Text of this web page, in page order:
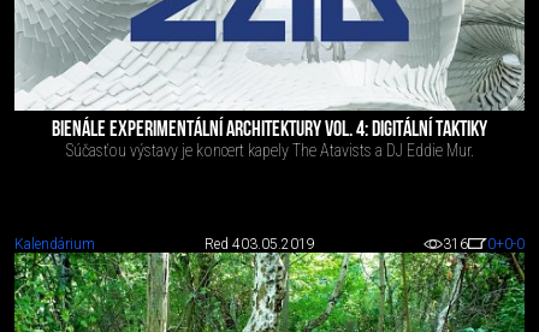
BIENÁLE EXPERIMENTÁLNÍ ARCHITEKTURY VOL. 4: DIGITÁLNÍ TAKTIKY
Súčasťou výstavy je koncert kapely The Atavists a DJ Eddie Mur.
Kalendárium Red 403.05.2019 316 0+0-0